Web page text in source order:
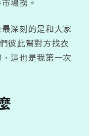
場撈。
深刻的是和大家
彼此幫對方找衣
這也是我第一次